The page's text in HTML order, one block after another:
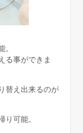
る事ができま
替え出来るのが
可能。